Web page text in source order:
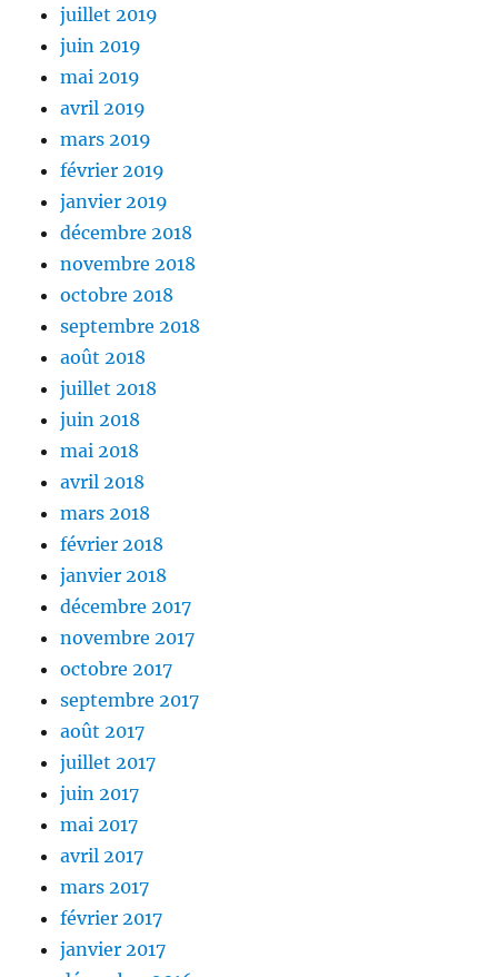
juillet 2019
juin 2019
mai 2019
avril 2019
mars 2019
février 2019
janvier 2019
décembre 2018
novembre 2018
octobre 2018
septembre 2018
août 2018
juillet 2018
juin 2018
mai 2018
avril 2018
mars 2018
février 2018
janvier 2018
décembre 2017
novembre 2017
octobre 2017
septembre 2017
août 2017
juillet 2017
juin 2017
mai 2017
avril 2017
mars 2017
février 2017
janvier 2017